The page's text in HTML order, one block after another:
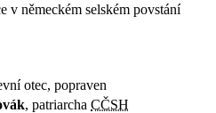
v německém selském povstání
otec, popraven
, patriarcha CČSH